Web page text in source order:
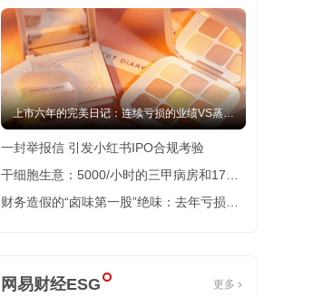
上市六年的完美日记：连续亏损的业绩VS蒸发
98%的市值
一封举报信 引发小红书IPO合规考验
干细胞生意：5000/小时的三甲病房和17万
一针的希望
财务造假的“卤味第一股”绝味：去年亏损
网易财经ESG 更多